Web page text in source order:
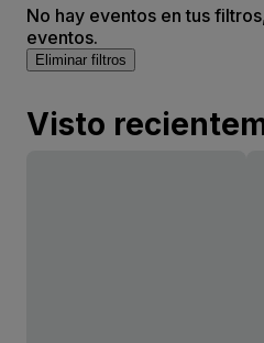
No hay eventos en tus
eventos.
Eliminar filtros
Visto